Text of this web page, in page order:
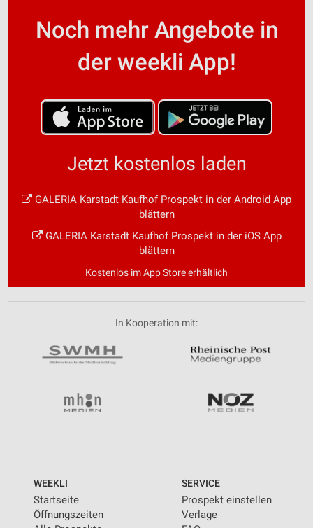
Noch mehr Angebote in
der weekli App!
Jetzt kostenlos laden
GALERIA Karstadt Kaufhof Prospekt in der Android App
blättern
GALERIA Karstadt Kaufhof Prospekt in der iOS App
blättern
Kostenlos im App Store erhältlich
In Kooperation mit:
WEEKLI
Startseite
Öffnungszeiten
SERVICE
Prospekt einstellen
Verlage